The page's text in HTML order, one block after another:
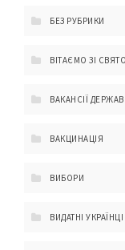
БЕЗ РУБРИКИ
ВІТАЄМО ЗІ
ВАКАНСІЇ
ВАКЦИНАЦІЯ
ВИБОРИ
ВИДАТНІ УКРАЇНЦІ